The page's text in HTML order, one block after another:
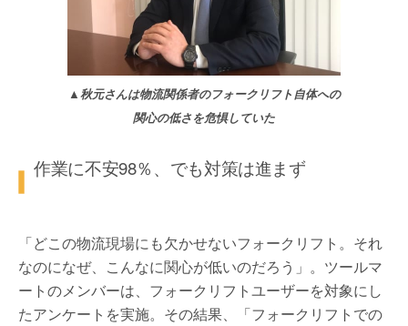
▲秋元さんは物流関係者のフォークリフト自体への
関心の低さを危惧していた
作業に不安98％、でも対策は進まず
「どこの物流現場にも欠かせないフォークリフト。それ
なのになぜ、こんなに関心が低いのだろう」。ツールマ
ートのメンバーは、フォークリフトユーザーを対象にし
たアンケートを実施。その結果、「フォークリフトでの